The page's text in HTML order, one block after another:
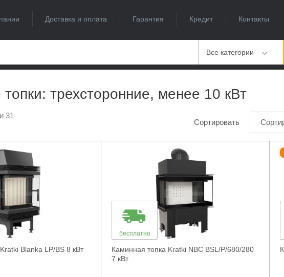
Доставка и оплата Гарантия Кредит Контакты
Все категории
трехсторонние, менее 10 кВт
31
Сортировать
Blanka LP/BS 8 кВт
бесплатно
Каминная топка Kratki NBC BSL/P/680/280
7 кВт